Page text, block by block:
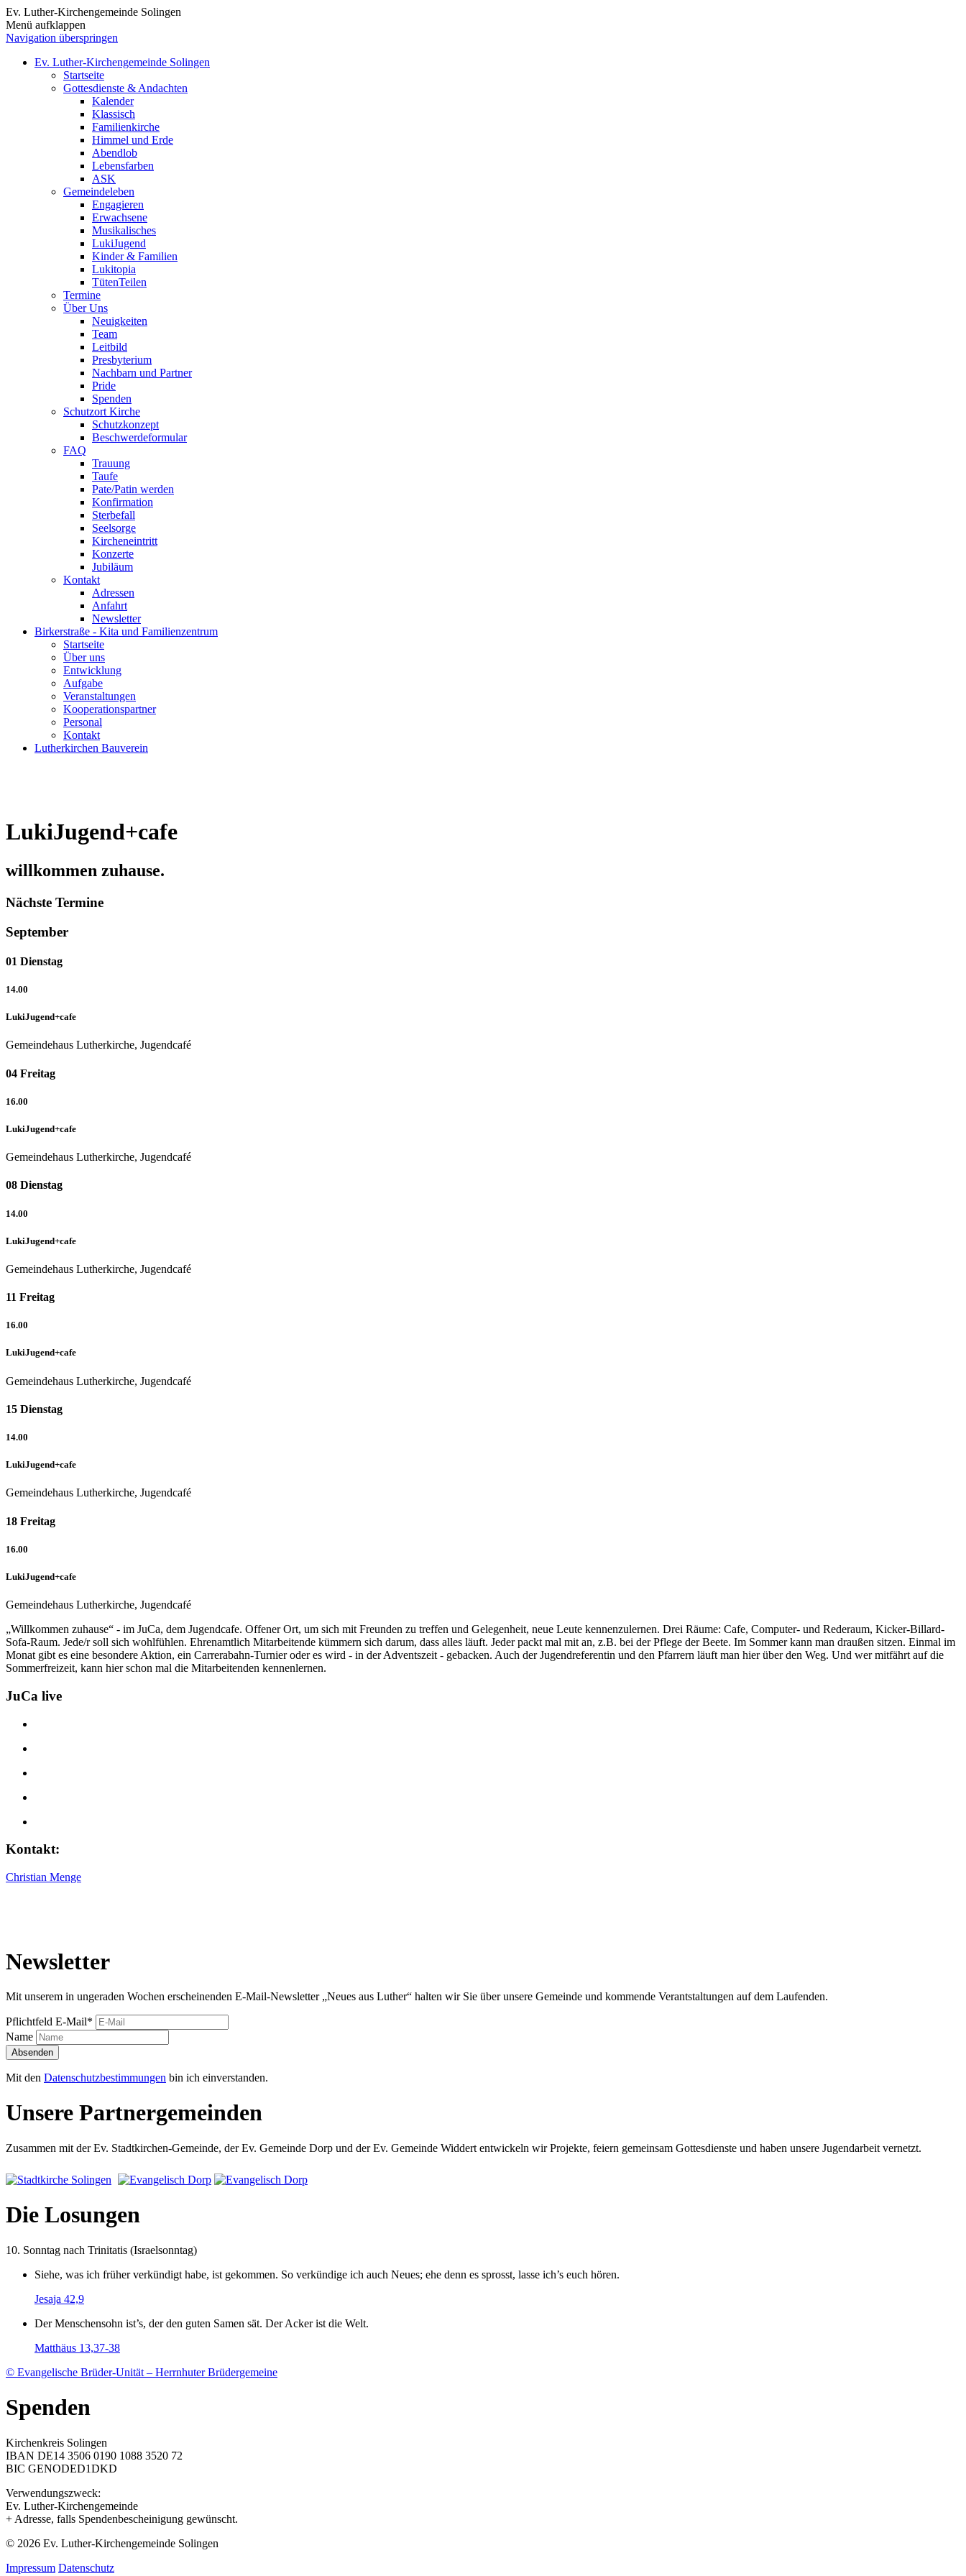
Ev. Luther-Kirchengemeinde Solingen
Menü aufklappen
Navigation überspringen
Ev. Luther-Kirchengemeinde Solingen
Startseite
Gottesdienste & Andachten
Kalender
Klassisch
Familienkirche
Himmel und Erde
Abendlob
Lebensfarben
ASK
Gemeindeleben
Engagieren
Erwachsene
Musikalisches
LukiJugend
Kinder & Familien
Lukitopia
TütenTeilen
Termine
Über Uns
Neuigkeiten
Team
Leitbild
Presbyterium
Nachbarn und Partner
Pride
Spenden
Schutzort Kirche
Schutzkonzept
Beschwerdeformular
FAQ
Trauung
Taufe
Pate/Patin werden
Konfirmation
Sterbefall
Seelsorge
Kircheneintritt
Konzerte
Jubiläum
Kontakt
Adressen
Anfahrt
Newsletter
Birkerstraße - Kita und Familienzentrum
Startseite
Über uns
Entwicklung
Aufgabe
Veranstaltungen
Kooperationspartner
Personal
Kontakt
Lutherkirchen Bauverein
LukiJugend+cafe
willkommen zuhause.
Nächste Termine
September
01 Dienstag
14.00
LukiJugend+cafe
Gemeindehaus Lutherkirche, Jugendcafé
04 Freitag
16.00
LukiJugend+cafe
Gemeindehaus Lutherkirche, Jugendcafé
08 Dienstag
14.00
LukiJugend+cafe
Gemeindehaus Lutherkirche, Jugendcafé
11 Freitag
16.00
LukiJugend+cafe
Gemeindehaus Lutherkirche, Jugendcafé
15 Dienstag
14.00
LukiJugend+cafe
Gemeindehaus Lutherkirche, Jugendcafé
18 Freitag
16.00
LukiJugend+cafe
Gemeindehaus Lutherkirche, Jugendcafé
„Willkommen zuhause“ - im JuCa, dem Jugendcafe. Offener Ort, um sich mit Freunden zu treffen und Gelegenheit, neue Leute kennenzulernen. Drei Räume: Cafe, Computer- und Rederaum, Kicker-Billard-
Sofa-Raum. Jede/r soll sich wohlfühlen. Ehrenamtlich Mitarbeitende kümmern sich darum, dass alles läuft. Jeder packt mal mit an, z.B. bei der Pflege der Beete. Im Sommer kann man draußen sitzen. Einmal im
Monat gibt es eine besondere Aktion, ein Carrerabahn-Turnier oder es wird - in der Adventszeit - gebacken. Auch der Jugendreferentin und den Pfarrern läuft man hier über den Weg. Und wer mitfährt auf die
Sommerfreizeit, kann hier schon mal die Mitarbeitenden kennenlernen.
JuCa live
Kontakt:
Christian Menge
Newsletter
Mit unserem in ungeraden Wochen erscheinenden E-Mail-Newsletter „Neues aus Luther“ halten wir Sie über unsere Gemeinde und kommende Verantstaltungen auf dem Laufenden.
Pflichtfeld E-Mail*
Name
Absenden
Mit den Datenschutzbestimmungen bin ich einverstanden.
Unsere Partnergemeinden
Zusammen mit der Ev. Stadtkirchen-Gemeinde, der Ev. Gemeinde Dorp und der Ev. Gemeinde Widdert entwickeln wir Projekte, feiern gemeinsam Gottesdienste und haben unsere Jugendarbeit vernetzt.
Die Losungen
10. Sonntag nach Trinitatis (Israelsonntag)
Siehe, was ich früher verkündigt habe, ist gekommen. So verkündige ich auch Neues; ehe denn es sprosst, lasse ich’s euch hören.
Jesaja 42,9
Der Menschensohn ist’s, der den guten Samen sät. Der Acker ist die Welt.
Matthäus 13,37-38
© Evangelische Brüder-Unität – Herrnhuter Brüdergemeine
Spenden
Kirchenkreis Solingen
IBAN DE14 3506 0190 1088 3520 72
BIC GENODED1DKD
Verwendungszweck:
Ev. Luther-Kirchengemeinde
+ Adresse, falls Spendenbescheinigung gewünscht.
© 2026 Ev. Luther-Kirchengemeinde Solingen
Impressum Datenschutz